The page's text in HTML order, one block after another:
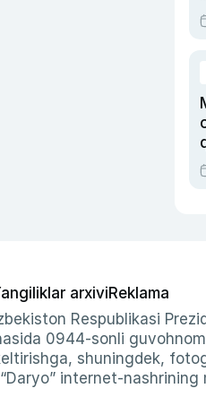
arxiviReklama
Respublikasi
0944-sonli
shuningdek,
internet-nashrining